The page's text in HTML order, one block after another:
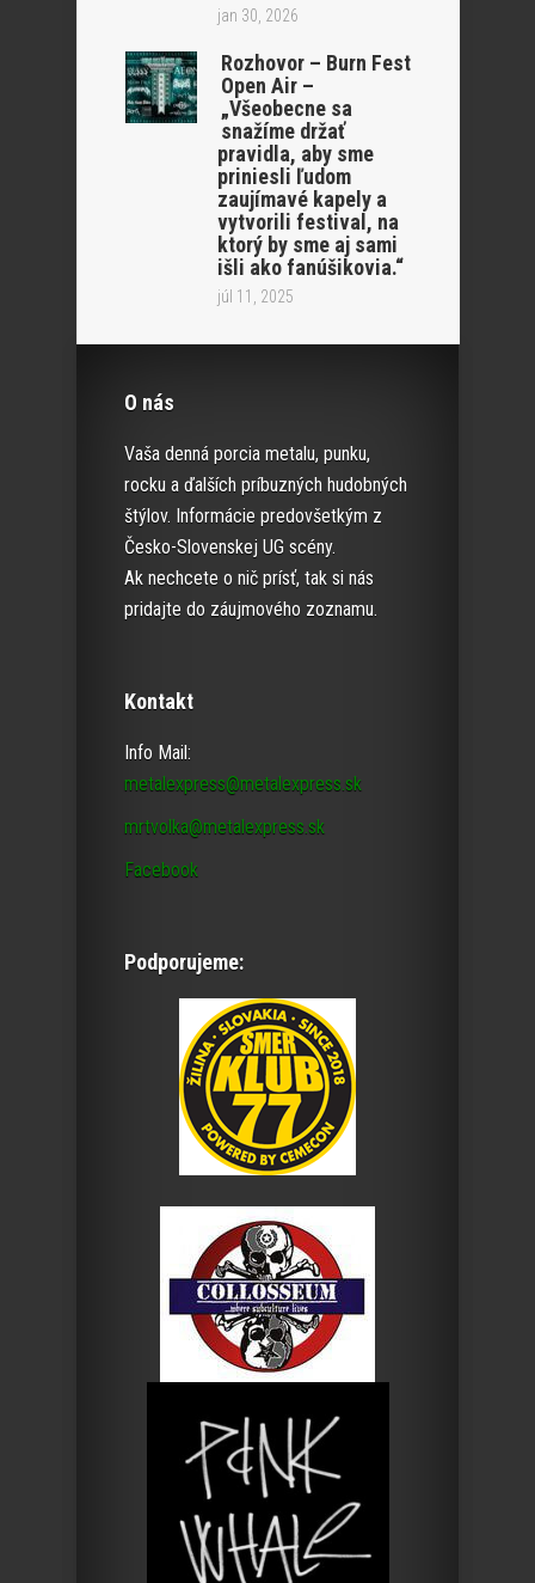
jan 30, 2026
Rozhovor – Burn Fest
Open Air –
„Všeobecne sa
snažíme držať
pravidla, aby sme
priniesli ľudom
zaujímavé kapely a
vytvorili festival, na
ktorý by sme aj sami
išli ako fanúšikovia.“
júl 11, 2025
O nás
Vaša denná porcia metalu, punku,
rocku a ďalších príbuzných hudobných
štýlov. Informácie predovšetkým z
Česko-Slovenskej UG scény.
Ak nechcete o nič prísť, tak si nás
pridajte do záujmového zoznamu.
Kontakt
Info Mail:
metalexpress@metalexpress.sk
mrtvolka@metalexpress.sk
Facebook
Podporujeme: